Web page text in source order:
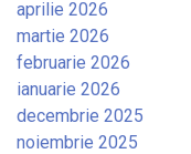
aprilie 2026
martie 2026
februarie 2026
ianuarie 2026
decembrie 2025
noiembrie 2025